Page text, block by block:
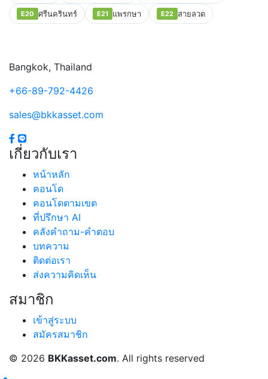
Leaflet| © OpenStreetMap
E20 ศรีนครินทร์ E21 แพรกษา E22 สายลวด
Bangkok, Thailand
+66-89-792-4426
sales@bkkasset.com
เกี่ยวกับเรา
หน้าหลัก
คอนโด
คอนโดตามเขต
ที่ปรึกษา AI
คลังคำถาม-คำตอบ
บทความ
ติดต่อเรา
ส่งความคิดเห็น
สมาชิก
เข้าสู่ระบบ
สมัครสมาชิก
© 2026 BKKasset.com. All rights reserved